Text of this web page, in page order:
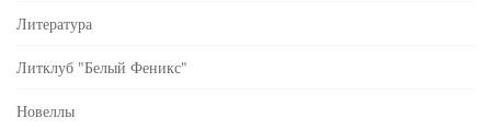
Литература
Литклуб "Белый Феникс"
Новеллы